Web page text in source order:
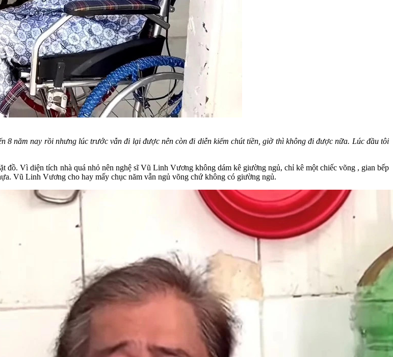
8 năm nay rồi nhưng lúc trước vẫn đi lại được nên còn đi diễn kiếm chút tiền, giờ thì không đi được nữa. Lúc đầu tôi
Vì diện tích nhà quá nhỏ nên nghệ sĩ Vũ Linh Vương không dám kê giường ngủ, chỉ kê một chiếc võng , gian bếp
Vũ Linh Vương cho hay mấy chục năm vẫn ngủ võng chứ không có giường ngủ.